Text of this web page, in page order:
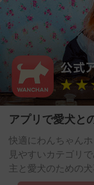
アプリで愛犬と
快適にわんちゃん
見やすいカテゴリ
主と愛犬のための犬